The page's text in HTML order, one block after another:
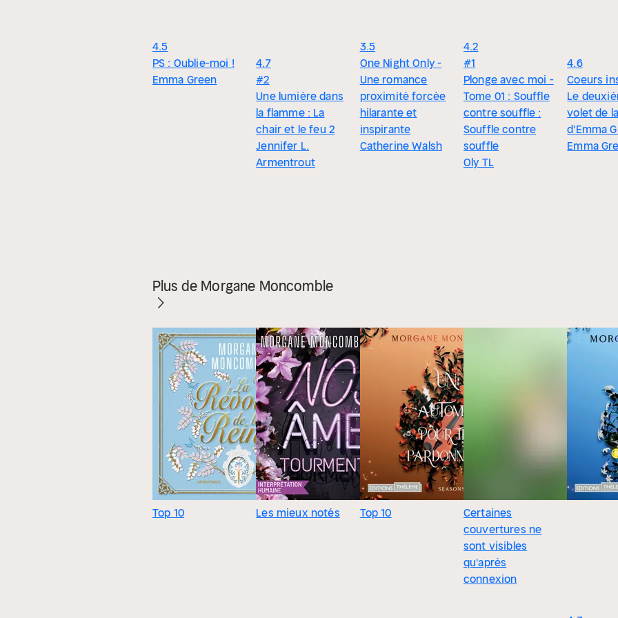
4.5
PS : Oublie-moi !
Emma Green
4.7
#2
Une lumière dans
la flamme : La
chair et le feu 2
Jennifer L.
Armentrout
3.5
One Night Only -
Une romance
proximité forcée
hilarante et
inspirante
Catherine Walsh
4.2
#1
Plonge avec moi -
Tome 01 : Souffle
contre souffle :
Souffle contre
souffle
Oly TL
4.6
Coeurs
Le
volet de
d'Emma
Emma
Plus de Morgane Moncomble
Top 10 Les mieux notés Top 10
Certaines
couvertures ne
sont visibles
qu'après
connexion